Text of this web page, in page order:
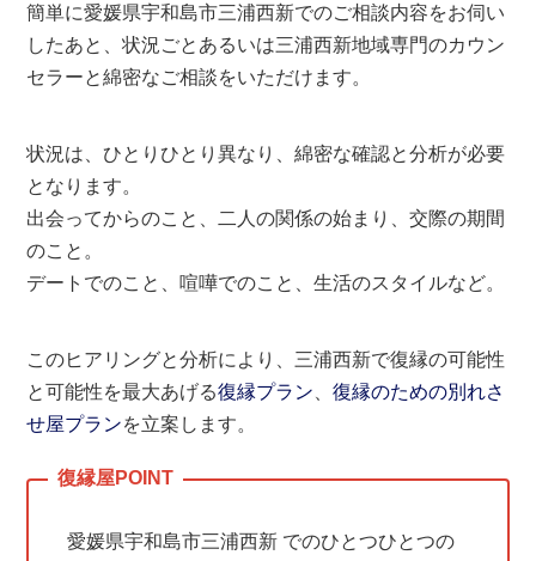
簡単に愛媛県宇和島市三浦西新でのご相談内容をお伺い
したあと、状況ごとあるいは三浦西新地域専門のカウン
セラーと綿密なご相談をいただけます。
状況は、ひとりひとり異なり、綿密な確認と分析が必要
となります。
出会ってからのこと、二人の関係の始まり、交際の期間
のこと。
デートでのこと、喧嘩でのこと、生活のスタイルなど。
このヒアリングと分析により、三浦西新で復縁の可能性
と可能性を最大あげる復縁プラン 、復縁のための別れさ
せ屋プランを立案します。
愛媛県宇和島市三浦西新 でのひとつひとつの